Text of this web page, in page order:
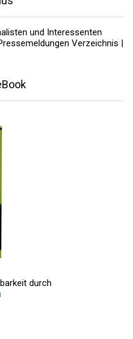
und Interessenten
Verzeichnis |
durch